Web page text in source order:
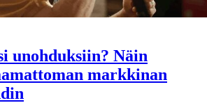
unohduksiin? Näin
markkinan